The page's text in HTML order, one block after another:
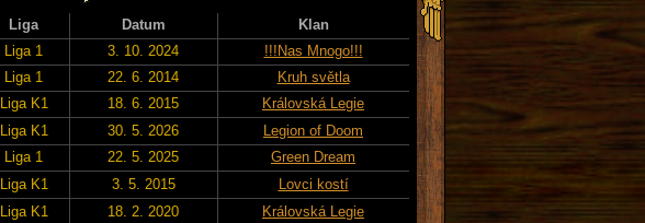
Liga Datum
Klan
Liga 1 3. 10. 2024
!!!Nas Mnogo!!!
Liga 1 22. 6. 2014
Kruh světla
Liga K1 18. 6. 2015
Královská Legie
Liga K1 30. 5. 2026
Legion of Doom
Liga 1 22. 5. 2025
Green Dream
Liga K1 3. 5. 2015
Lovci kostí
Liga K1 18. 2. 2020
Královská Legie